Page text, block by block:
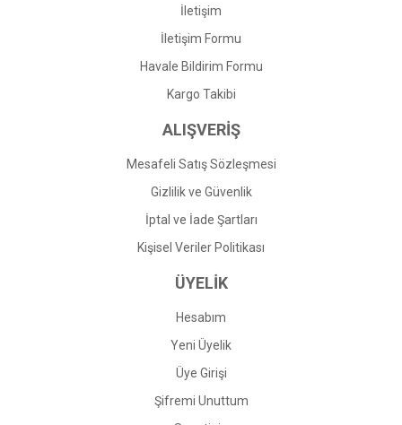
Gönder
İletişim
İletişim Formu
Havale Bildirim Formu
Kargo Takibi
ALIŞVERİŞ
Mesafeli Satış Sözleşmesi
Gizlilik ve Güvenlik
İptal ve İade Şartları
Kişisel Veriler Politikası
ÜYELİK
Hesabım
Yeni Üyelik
Üye Girişi
Şifremi Unuttum